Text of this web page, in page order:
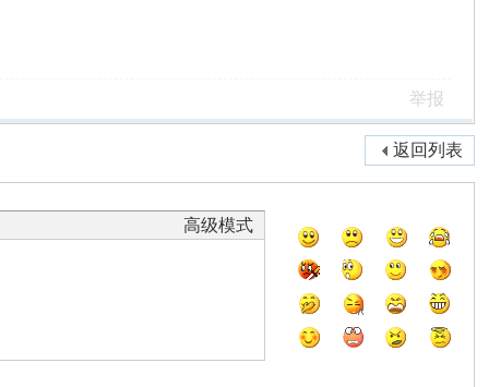
举报
返回列表
高级模式